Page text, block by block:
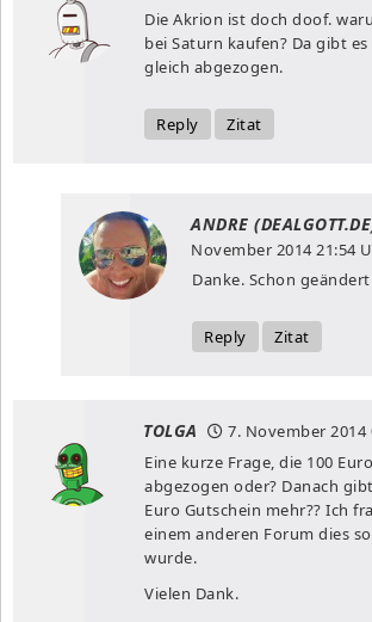
Die Akrion ist doch doof.
bei Saturn kaufen? Da gibt es
gleich abgezogen.
Reply Zitat
ANDRE
November 201421:54
Danke. Schon geändert
Reply Zitat
TOLGA 7. November 2014
Eine kurze Frage, die 100
abgezogen oder? Danach
Euro Gutschein mehr?? Ich
einem anderen Forum dies
wurde.
Vielen Dank.